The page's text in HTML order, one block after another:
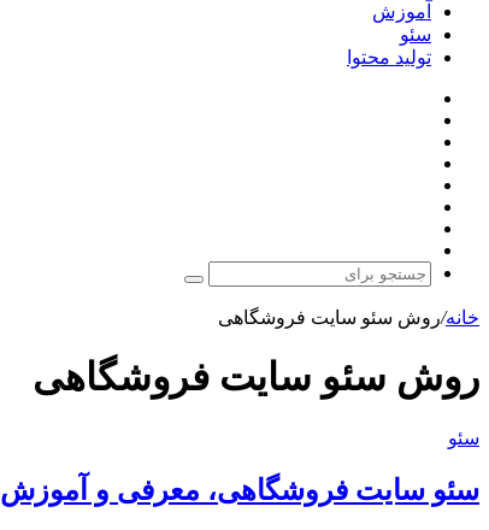
آموزش
سئو
تولید محتوا
جستجو
خانه/روش سئو سایت فروشگاهی
روش سئو سایت فروشگاهی
سئو
فروشگاهی،
معرفی
سئو
سئو سایت فروشگاهی، معرفی و آموزش